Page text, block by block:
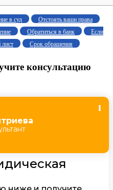
в суд
Отстоять ваши права
Обратиться в банк
Если
Срок обращения
консультацию